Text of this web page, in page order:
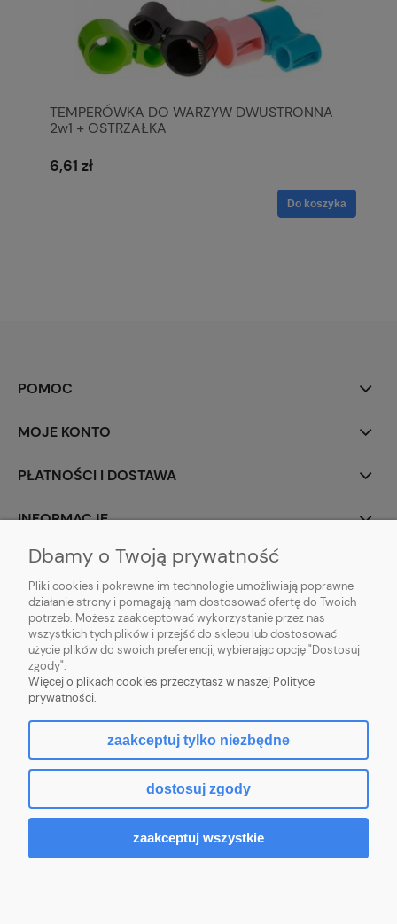
TEMPERÓWKA DO WARZYW DWUSTRONNA
2w1 + OSTRZAŁKA
6,61 zł
Do koszyka
POMOC
MOJE KONTO
PŁATNOŚCI I DOSTAWA
INFORMACJE
O NAS
ZLARO| ul. Fiołkowa 9, 31-457 Kraków, woj. małopolskie | E-mail:
zlaro.krakow@gmail.com
120911970
Sklep internetowy Shoper.pl
Dbamy o Twoją prywatność
Pliki cookies i pokrewne im technologie umożliwiają poprawne
działanie strony i pomagają nam dostosować ofertę do Twoich
potrzeb. Możesz zaakceptować wykorzystanie przez nas
wszystkich tych plików i przejść do sklepu lub dostosować
użycie plików do swoich preferencji, wybierając opcję "Dostosuj
zgody".
Więcej o plikach cookies przeczytasz w naszej Polityce
prywatności.
zaakceptuj tylko niezbędne
dostosuj zgody
zaakceptuj wszystkie